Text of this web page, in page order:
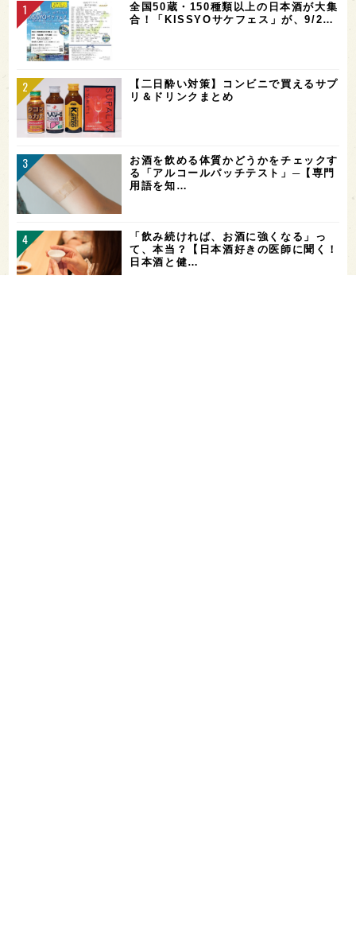
全国50蔵・150種類以上の日本酒が大集
合！「KISSYOサケフェス」が、9/2…
【二日酔い対策】コンビニで買えるサプ
リ＆ドリンクまとめ
お酒を飲める体質かどうかをチェックす
る「アルコールパッチテスト」─【専門
用語を知…
「飲み続ければ、お酒に強くなる」っ
て、本当？【日本酒好きの医師に聞く！
日本酒と健…